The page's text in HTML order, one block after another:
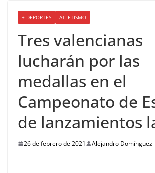
+ DEPORTES ATLETISMO
Tres valencianas
lucharán por las
medallas en el
Campeonato de
de lanzamientos
26 de febrero de 2021 Alejandro Domínguez